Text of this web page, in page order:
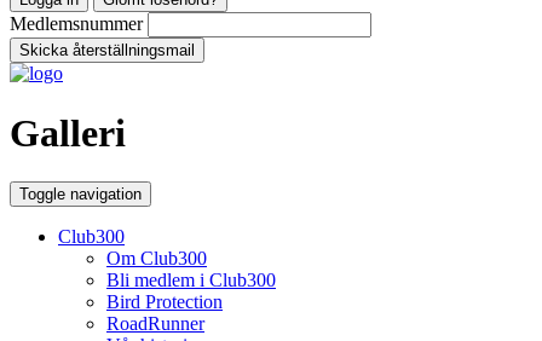
Medlemsnummer
Galleri
Toggle navigation
Club300
Om Club300
Bli medlem i Club300
Bird Protection
RoadRunner